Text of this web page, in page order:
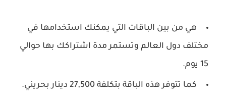
هي من بين الباقات التي يمكنك استخدامها في
مختلف دول العالم وتستمر مدة اشتراكك بها حوالي
15 يوم.
كما تتوفر هذه الباقة بتكلفة 27,500 دينار بحريني.